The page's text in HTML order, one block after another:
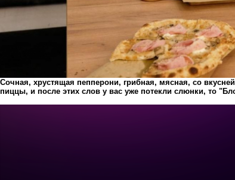
Сочная, хрустящая пепперони, грибная, мясная, со
пиццы, и после этих слов у вас уже потекли слюнки, то